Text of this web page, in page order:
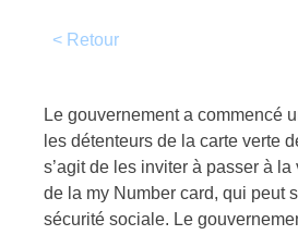
< Retour
Le gouvernement a commencé
les détenteurs de la carte verte
s’agit de les inviter à passer à
de la my Number card, qui peut
sécurité sociale. Le